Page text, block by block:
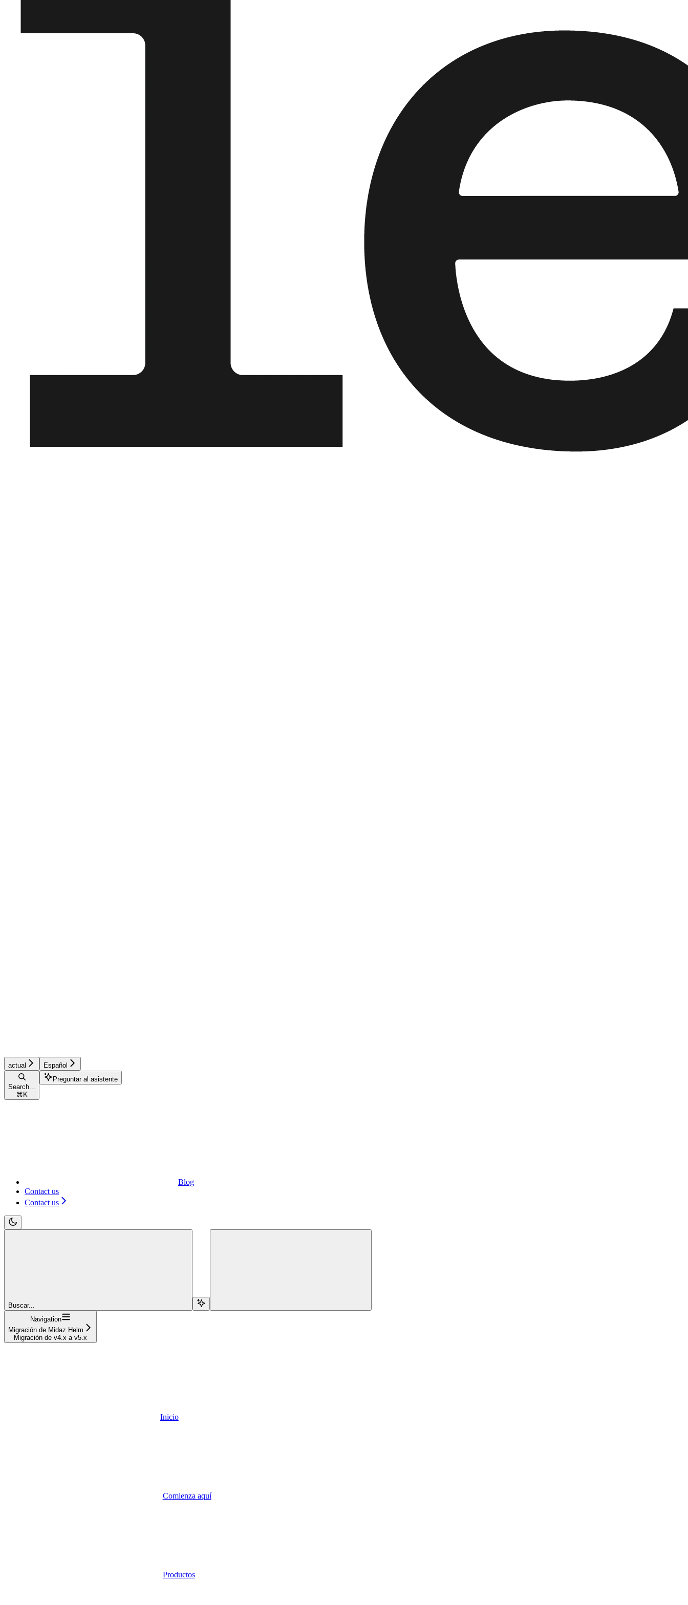
actual Español
Search...
⌘ K
Preguntar al asistente
Blog
Contact us
Contact us
Buscar...
Navigation
Migración de Midaz Helm
Migración de v4.x a v5.x
Inicio
Comienza aquí
Productos